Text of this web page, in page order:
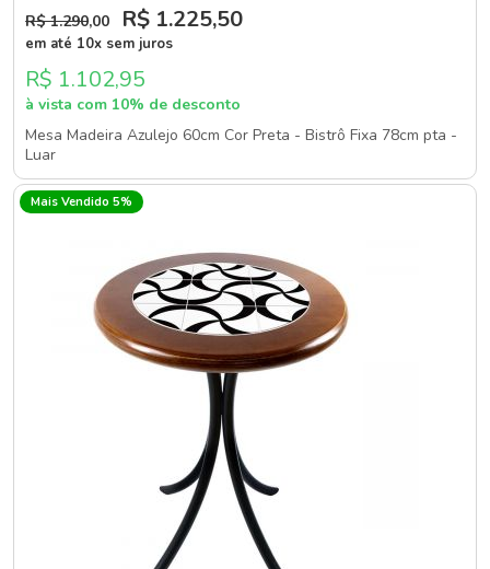
R$ 1.290,00 R$ 1.225,50
em até 10x sem juros
R$ 1.102,95
à vista com 10% de desconto
Mesa Madeira Azulejo 60cm Cor Preta - Bistrô Fixa 78cm pta -
Luar
Mais Vendido 5%